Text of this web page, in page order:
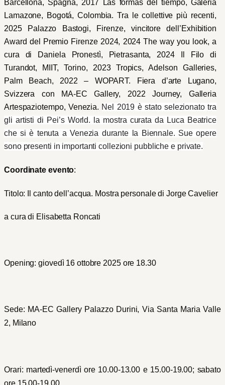
Barcellona, Spagna, 2017 Las formas del tiempo, Galeria
Lamazone, Bogotá, Colombia. Tra le collettive più recenti,
2025 Palazzo Bastogi, Firenze, vincitore dell’Exhibition
Award del Premio Firenze 2024, 2024 The way you look, a
cura di Daniela Pronestì, Pietrasanta, 2024 Il Filo di
Turandot, MIIT, Torino, 2023 Tropics, Adelson Galleries,
Palm Beach, 2022 – WOPART. Fiera d’arte Lugano,
Svizzera con MA-EC Gallery, 2022 Journey, Galleria
Artespaziotempo, Venezia. Nel 2019 è stato selezionato tra
gli artisti di Pei’s World. la mostra curata da Luca Beatrice
che si è tenuta a Venezia durante la Biennale. Sue opere
sono presenti in importanti collezioni pubbliche e private.
Coordinate evento:
Titolo: Il canto dell’acqua. Mostra personale di Jorge Cavelier
a cura di Elisabetta Roncati
Opening: giovedì 16 ottobre 2025 ore 18.30
Sede: MA-EC Gallery Palazzo Durini, Via Santa Maria Valle
2, Milano
Orari: martedì-venerdì ore 10.00-13.00 e 15.00-19.00; sabato
ore 15.00-19.00